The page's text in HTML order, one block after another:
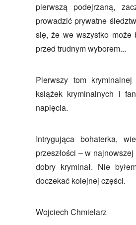
pierwszą podejrzaną,
prowadzić prywatne
się, że we wszystko może
przed trudnym wyborem...
Pierwszy tom
książek kryminalnych i
napięcia.
Intrygująca bohaterka,
przeszłości – w
dobry kryminał. Nie
doczekać kolejnej części.
Wojciech Chmielarz